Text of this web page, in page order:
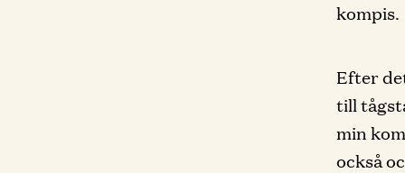
kompis.
Efter
till
min
också